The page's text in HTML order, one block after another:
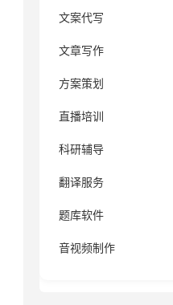
文案代写
文章写作
方案策划
直播培训
科研辅导
翻译服务
题库软件
音视频制作